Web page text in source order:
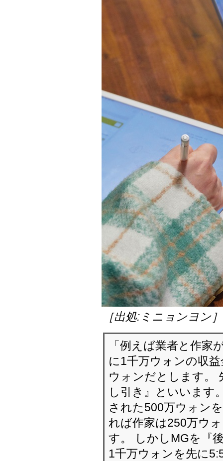
［出処:ミニョンヨン］
「例えば業者と作家
に1千万ウォンの収
ウォンだとします。
し引き』といいます
された500万ウォン
れば作家は250万ウ
す。 しかしMGを『
1千万ウォンを先に